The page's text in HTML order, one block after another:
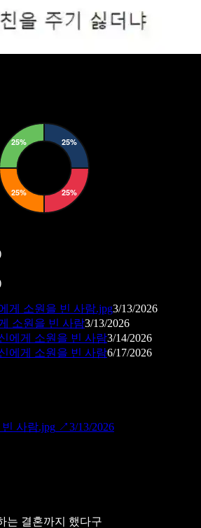
게 소원을 빈 사람.jpg3/13/2026
소원을 빈 사람3/13/2026
에게 소원을 빈 사람3/14/2026
에게 소원을 빈 사람6/17/2026
사람.jpg ↗3/13/2026
는 결혼까지 했다구